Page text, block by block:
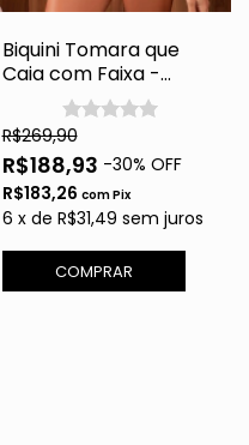
Biquini Tomara que
Caia com Faixa -
Branco
R$269,90
R$188,93 -30% OFF
R$183,26 comPix
6 x de R$31,49 sem juros
COMPRAR